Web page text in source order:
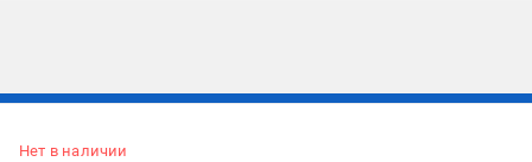
Нет в наличии